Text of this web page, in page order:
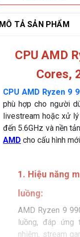
MÔ TẢ SẢN PHẨM
CPU AMD
Cores,
CPU AMD Ryzen 9
phù hợp cho người
livestream hoặc xử
đến 5.6GHz và nền
AMD cho cấu hình
1. Hiệu năng
luồng:
AMD Ryzen 9
luồng, đáp
nhiệm, stream